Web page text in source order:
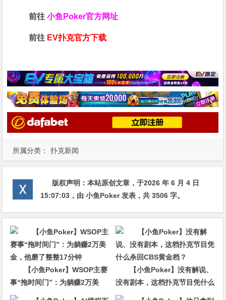
所属分类： 扑克新闻
前往小鱼Poker官方网址
前往 EV扑克官方下载
版权声明：本站原创文章，于2026 年 6 月 4 日
15:07:03 ，由小鱼Poker发表，共 3506 字。
【小鱼Poker】WSOP主赛
事“拖时间门”：为躺赚2万美
金，他磨了整整17分钟
【小鱼Poker】没有解说、
没有剧本，这档扑克节目凭什么
杀回CBS黄金档？